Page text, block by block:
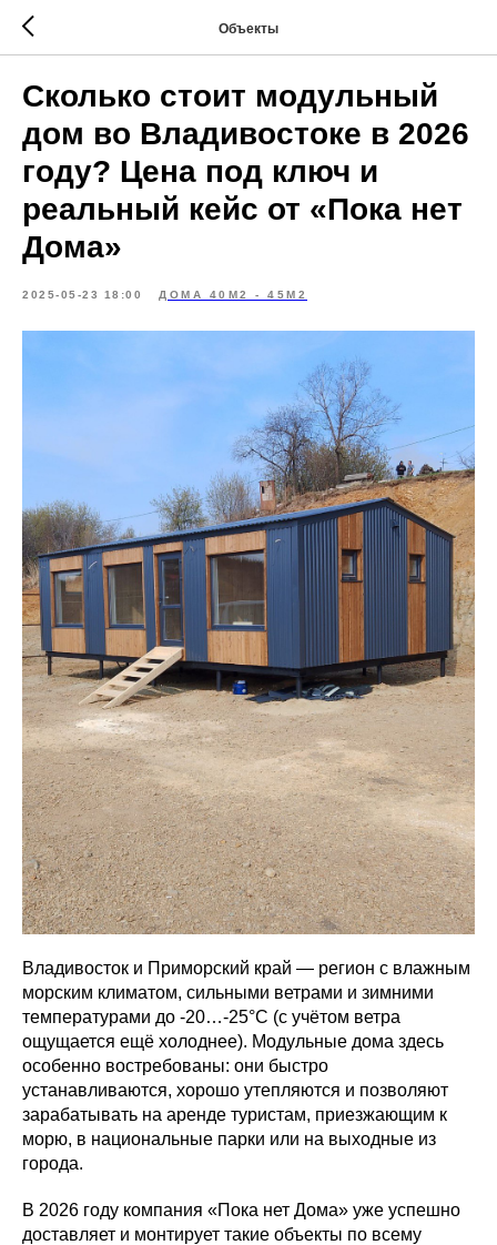
Объекты
Сколько стоит модульный
дом во Владивостоке в 2026
году? Цена под ключ и
реальный кейс от «Пока нет
Дома»
2025-05-23 18:00 ДОМА 40М2 - 45М2
Владивосток и Приморский край — регион с влажным
морским климатом, сильными ветрами и зимними
температурами до -20…-25°C (с учётом ветра
ощущается ещё холоднее). Модульные дома здесь
особенно востребованы: они быстро
устанавливаются, хорошо утепляются и позволяют
зарабатывать на аренде туристам, приезжающим к
морю, в национальные парки или на выходные из
города.
В 2026 году компания «Пока нет Дома» уже успешно
доставляет и монтирует такие объекты по всему